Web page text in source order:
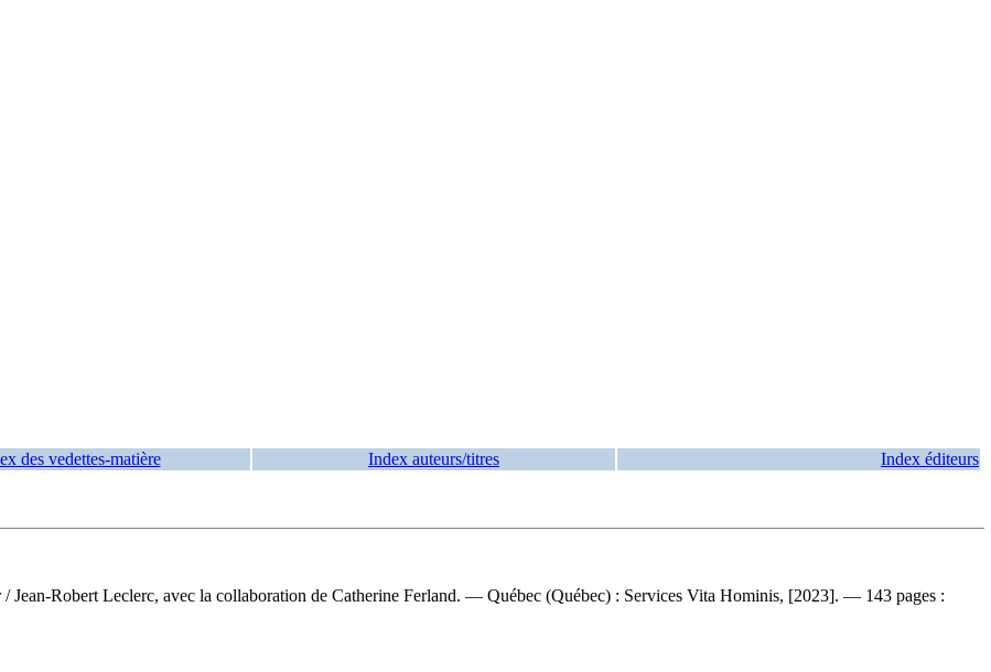
des vedettes-matière Index auteurs/titres Index éditeurs
/ Jean-Robert Leclerc, avec la collaboration de Catherine Ferland. — Québec (Québec) : Services Vita Hominis, [2023]. — 143 pages :